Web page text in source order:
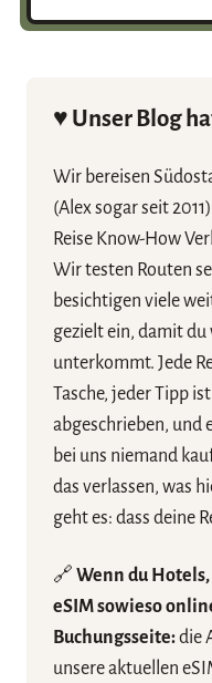
♥️ Unser Blog
Wir bereisen
(Alex sogar seit
Reise Know-How
Wir testen Routen
besichtigen viele
gezielt ein, damit
unterkommt. Jede
Tasche, jeder Tipp
abgeschrieben, und
bei uns niemand
das verlassen, was
geht es: dass deine
🔗 Wenn du
eSIM sowieso
Buchungsseite:die
unsere aktuellen